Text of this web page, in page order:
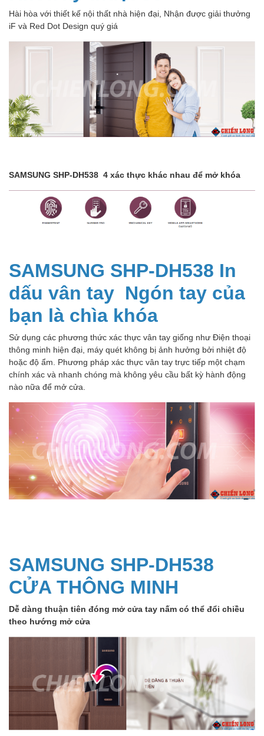
Hài hòa với thiết kế nội thất nhà hiện đại, Nhận được giải thưởng
iF và Red Dot Design quý giá
SAMSUNG SHP-DH538 4 xác thực khác nhau để mở khóa
SAMSUNG SHP-DH538 In
dấu vân tay Ngón tay của
bạn là chìa khóa
Sử dụng các phương thức xác thực vân tay giống như Điện thoại
thông minh hiện đại, máy quét không bị ảnh hưởng bởi nhiệt độ
hoặc độ ẩm. Phương pháp xác thực vân tay trực tiếp một chạm
chính xác và nhanh chóng mà không yêu cầu bất kỳ hành động
nào nữa để mở cửa.
SAMSUNG SHP-DH538
CỬA THÔNG MINH
Dễ dàng thuận tiên đóng mở cửa tay nấm có thể đổi chiều
theo hướng mở cửa